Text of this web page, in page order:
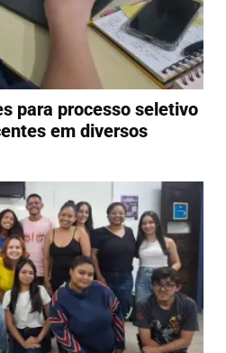
para processo seletivo
em diversos